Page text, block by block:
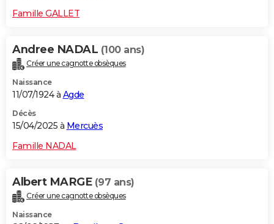
Famille GALLET
Andree NADAL (100 ans)
Créer une cagnotte obsèques
Naissance
11/07/1924 à Agde
Décès
15/04/2025 à Mercuès
Famille NADAL
Albert MARGE (97 ans)
Créer une cagnotte obsèques
Naissance